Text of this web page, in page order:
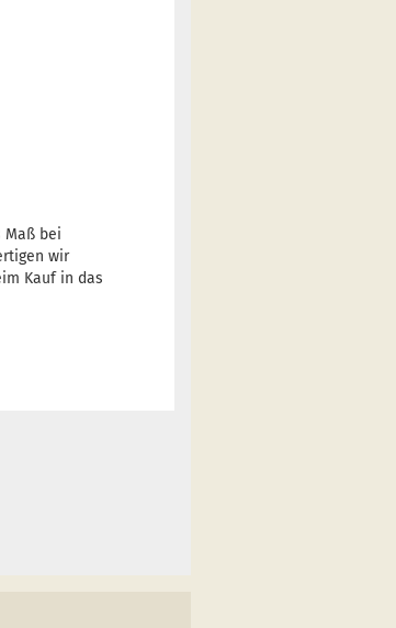
Maß bei
wir
Kauf in das